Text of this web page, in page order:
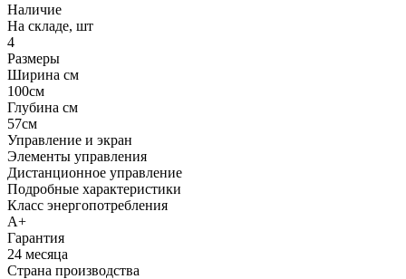
Наличие
На складе, шт
4
Размеры
Ширина см
100см
Глубина см
57см
Управление и экран
Элементы управления
Дистанционное управление
Подробные характеристики
Класс энергопотребления
A+
Гарантия
24 месяца
Страна производства